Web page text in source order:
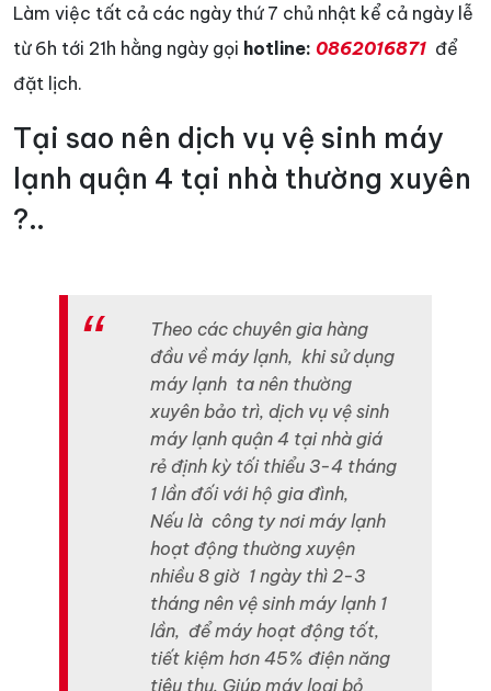
Làm việc tất cả các ngày thứ 7 chủ nhật kể cả ngày lễ
từ 6h tới 21h hằng ngày gọi hotline: 0862016871 để
đặt lịch.
Tại sao nên dịch vụ vệ sinh máy
lạnh quận 4 tại nhà thường xuyên
?..
Theo các chuyên gia hàng
đầu về máy lạnh, khi sử dụng
máy lạnh ta nên thường
xuyên bảo trì, dịch vụ vệ sinh
máy lạnh quận 4 tại nhà giá
rẻ định kỳ tối thiểu 3-4 tháng
1 lần đối với hộ gia đình,
Nếu là công ty nơi máy lạnh
hoạt động thường xuyện
nhiều 8 giờ 1 ngày thì 2-3
tháng nên vệ sinh máy lạnh 1
lần, để máy hoạt động tốt,
tiết kiệm hơn 45% điện năng
tiêu thụ. Giúp máy loại bỏ